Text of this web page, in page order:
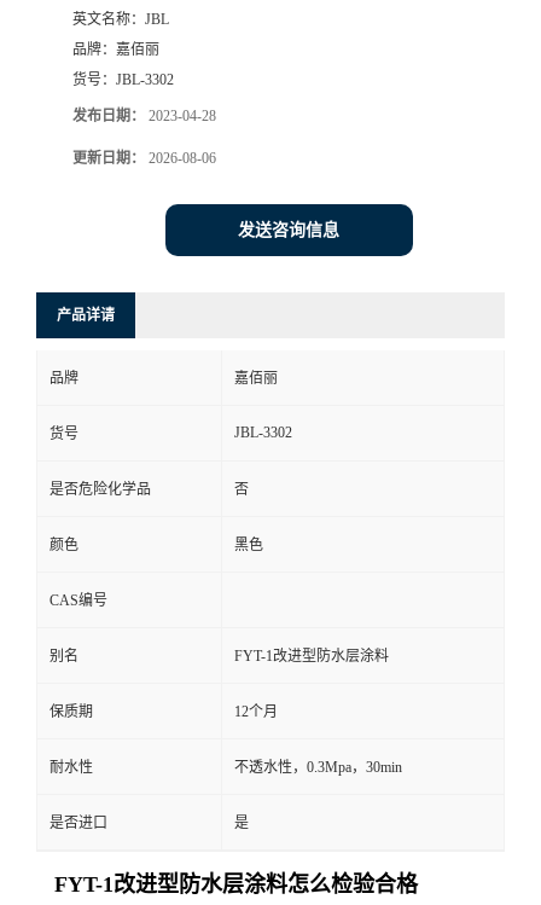
英文名称： JBL
品牌： 嘉佰丽
货号： JBL-3302
发布日期： 2023-04-28
更新日期： 2026-08-06
发送咨询信息
产品详请
品牌 嘉佰丽
货号 JBL-3302
是否危险化学品 否
颜色 黑色
CAS编号
别名 FYT-1改进型防水层涂料
保质期 12个月
耐水性 不透水性，0.3Mpa，30min
是否进口 是
FYT-1改进型防水层涂料怎么检验合格